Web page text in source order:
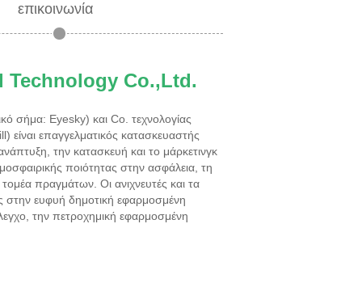
επικοινωνία
Technology Co.,Ltd.
σήμα: Eyesky) και Co. τεχνολογίας
επαγγελματικός κατασκευαστής
την κατασκευή και το μάρκετινγκ
ποιότητας στην ασφάλεια, τη
πραγμάτων. Οι ανιχνευτές και τα
στην ευφυή δημοτική εφαρμοσμένη
την πετροχημική εφαρμοσμένη
η κυριάρχη θέση των προμηθευτών